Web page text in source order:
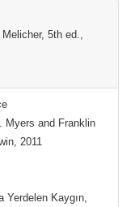
5th ed.,
Myers and Franklin
2011
Yerdelen Kaygın,